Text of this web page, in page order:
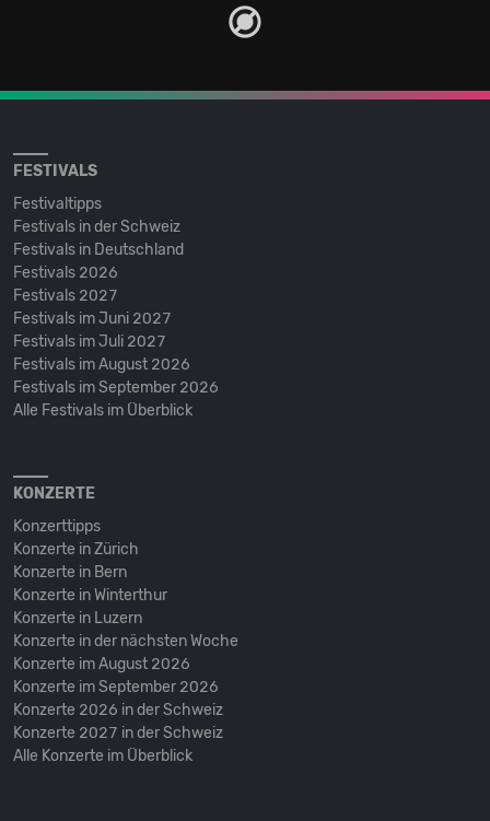
FESTIVALS
Festivaltipps
Festivals in der Schweiz
Festivals in Deutschland
Festivals 2026
Festivals 2027
Festivals im Juni 2027
Festivals im Juli 2027
Festivals im August 2026
Festivals im September 2026
Alle Festivals im Überblick
KONZERTE
Konzerttipps
Konzerte in Zürich
Konzerte in Bern
Konzerte in Winterthur
Konzerte in Luzern
Konzerte in der nächsten Woche
Konzerte im August 2026
Konzerte im September 2026
Konzerte 2026 in der Schweiz
Konzerte 2027 in der Schweiz
Alle Konzerte im Überblick